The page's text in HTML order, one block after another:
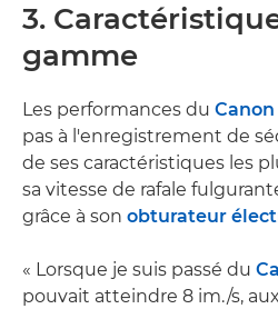
3.
gamme
Les performances du Canon
pas à l'enregistrement de
de ses caractéristiques les
sa vitesse de rafale
grâce à son obturateur
« Lorsque je suis passé du
pouvait atteindre 8 im./s,